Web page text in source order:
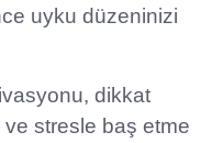
uyku düzeninizi
dikkat
stresle baş etme